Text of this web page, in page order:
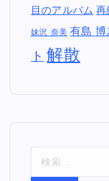
目のアルバム 再
妹沢 奈美 有島 博
ト 解散